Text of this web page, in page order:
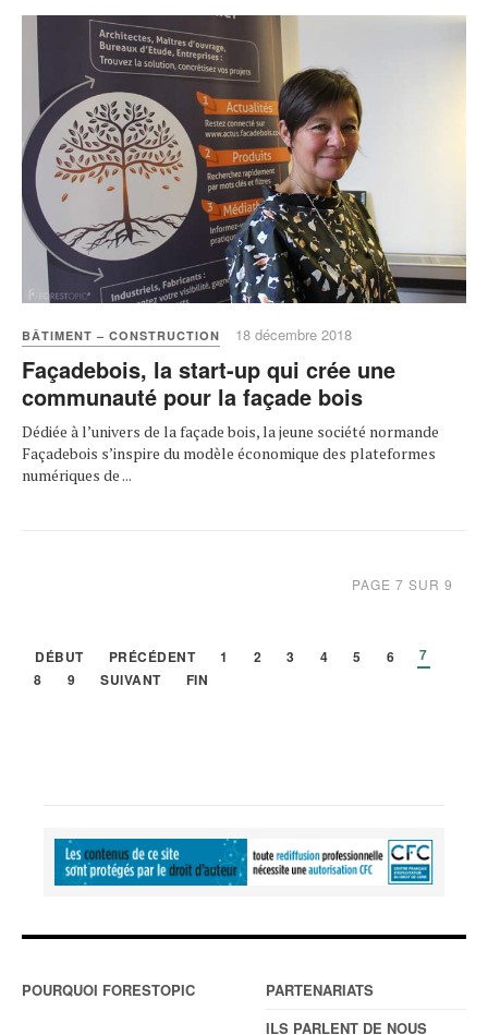
BÂTIMENT – CONSTRUCTION 18 décembre 2018
Façadebois, la start-up qui crée une
communauté pour la façade bois
Dédiée à l’univers de la façade bois, la jeune société normande
Façadebois s’inspire du modèle économique des plateformes
numériques de ...
PAGE 7 SUR 9
DÉBUT PRÉCÉDENT 1 2 3 4 5 6
7
8
9 SUIVANT FIN
POURQUOI FORESTOPIC
PARTENARIATS
ILS PARLENT DE NOUS